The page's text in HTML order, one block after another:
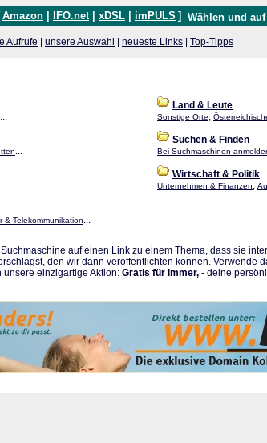
Amazon IFO.net xDSL imPULS ] Wählen und auf
Aufrufe unsere Auswahl neueste Links Top-Tipps
...
Land & Leute
Sonstige Orte,
...
Suchen & Finden
Bei Suchmaschinen
Wirtschaft & Politik
Unternehmen & Finanzen,
& Telekommunikation...
auf einen Link zu einem Thema, dass sie
den wir dann veröffentlichten können. Verwende
unsere einzigartige Aktion: Gratis für immer, - deine